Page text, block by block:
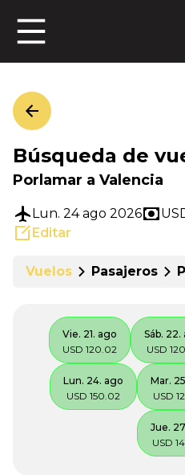
Búsqueda de
Porlamar a Valencia
Lun. 24 ago 2026
Editar
Vuelos Pasajeros
Vie. 21. ago
USD 120.02
Sáb. 22.
USD
Lun. 24. ago
USD 150.02
Mar.
USD
Jue.
USD